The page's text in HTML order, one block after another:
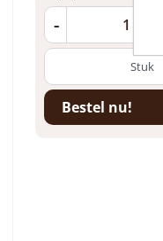
-
Bestel nu!